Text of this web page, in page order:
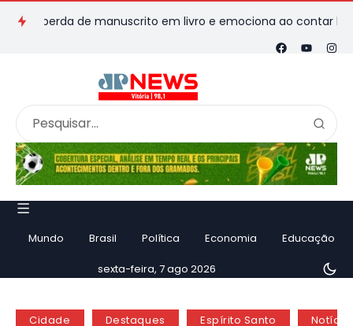
perda de manuscrito em livro e emociona ao contar história
Mundo Brasil Política Economia Educação
sexta-feira, 7 ago 2026
Cidade Destaques Espírito Santo